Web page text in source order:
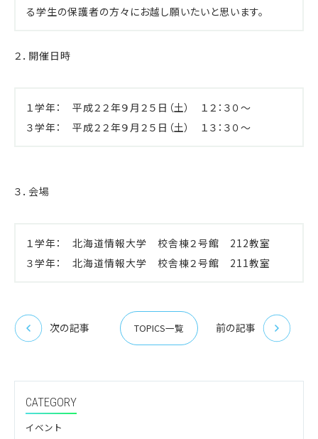
る学生の保護者の方々にお越し願いたいと思います。
２．開催日時
１学年： 平成２２年９月２５日（土） １２：３０～
３学年： 平成２２年９月２５日（土） １３：３０～
３．会場
１学年： 北海道情報大学 校舎棟２号館 212教室
３学年： 北海道情報大学 校舎棟２号館 211教室
次の記事 TOPICS一覧 前の記事
CATEGORY
イベント